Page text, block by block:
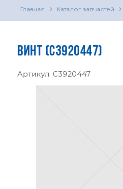
Главная Каталог запчастей
ВИНТ (C3920447)
Артикул: C3920447